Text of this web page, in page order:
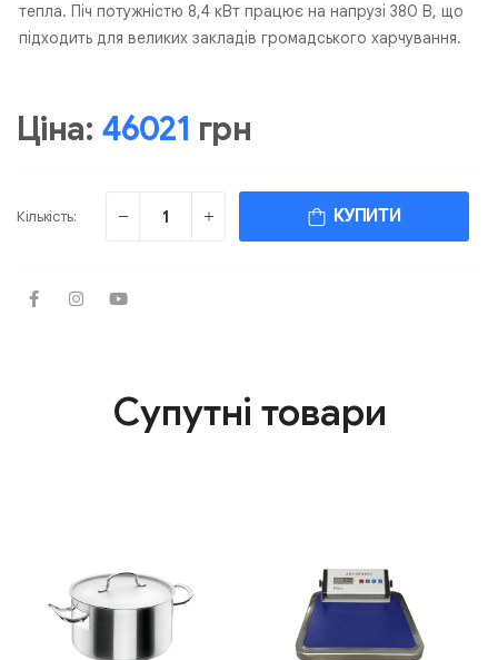
тепла. Піч потужністю 8,4 кВт працює на напрузі 380 В, що
підходить для великих закладів громадського харчування.
Ціна: 46021 грн
Кількість: КУПИТИ
Супутні товари